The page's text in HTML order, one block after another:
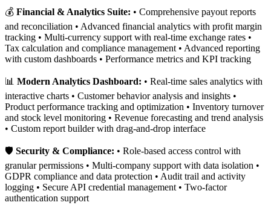
💰 Financial & Analytics Suite: • Comprehensive payout reports
and reconciliation • Advanced financial analytics with profit margin
tracking • Multi-currency support with real-time exchange rates •
Tax calculation and compliance management • Advanced reporting
with custom dashboards • Performance metrics and KPI tracking
📊 Modern Analytics Dashboard: • Real-time sales analytics with
interactive charts • Customer behavior analysis and insights •
Product performance tracking and optimization • Inventory turnover
and stock level monitoring • Revenue forecasting and trend analysis
• Custom report builder with drag-and-drop interface
🛡️ Security & Compliance: • Role-based access control with
granular permissions • Multi-company support with data isolation •
GDPR compliance and data protection • Audit trail and activity
logging • Secure API credential management • Two-factor
authentication support